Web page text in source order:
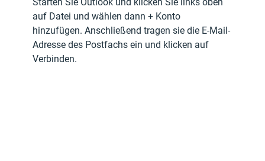
auf Datei und wählen dann + Konto
hinzufügen. Anschließend tragen sie die E-Mail-
Adresse des Postfachs ein und klicken auf
Verbinden.